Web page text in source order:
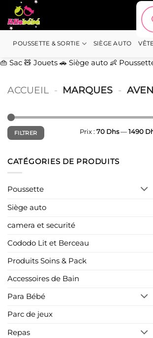
Passer
au
contenu
de
POUSSETTE & SORTIE SIÈGE AUTO
👜 Sac 🧸 Jouets 🚗 Siège auto 👶
ACCUEIL - MARQUES -
Prix
min
Prix
maxFILTRER Prix : 70 Dhs— 1490
CATÉGORIES DE PRODUITS
Poussette
Siège auto
camera et securité
Cododo Lit et Berceau
Produits Soins & Pack
Accessoires de Bain
Para Bébé
Parc de jeux
Repas